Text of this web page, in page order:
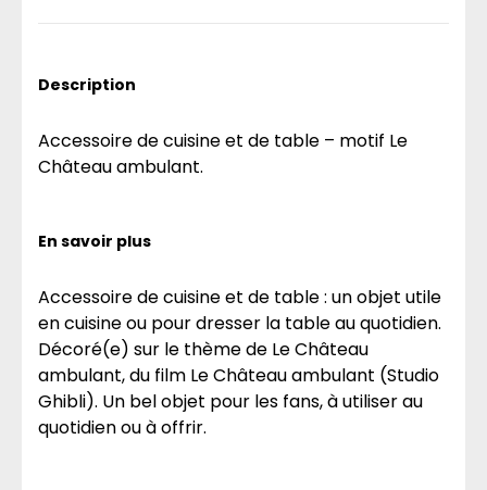
Description
Accessoire de cuisine et de table – motif Le
Château ambulant.
En savoir plus
Accessoire de cuisine et de table : un objet utile
en cuisine ou pour dresser la table au quotidien.
Décoré(e) sur le thème de Le Château
ambulant, du film Le Château ambulant (Studio
Ghibli). Un bel objet pour les fans, à utiliser au
quotidien ou à offrir.